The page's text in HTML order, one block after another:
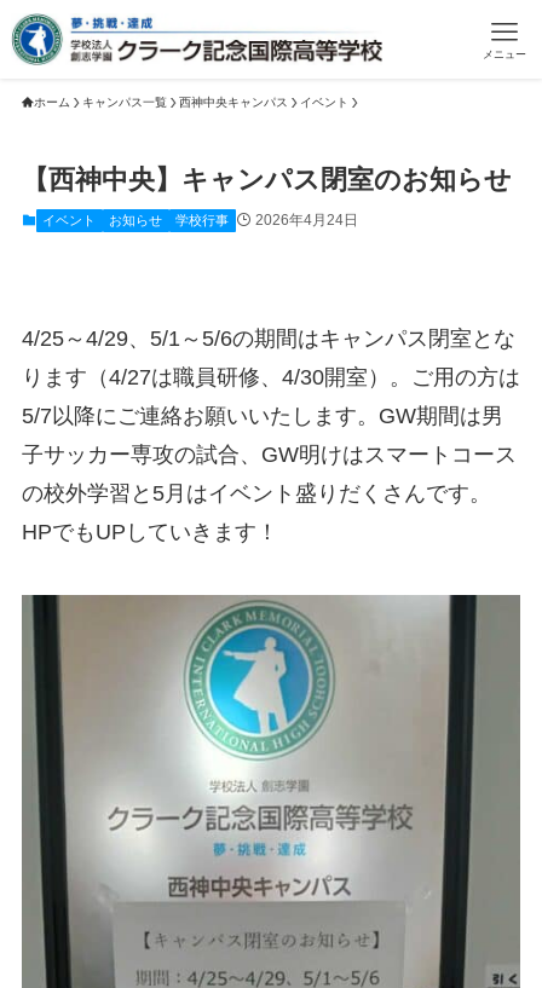
メニュー
ホーム キャンパス一覧 西神中央キャンパス イベント
【西神中央】キャンパス閉室のお知らせ
イベント お知らせ 学校行事 2026年4月24日
4/25～4/29、5/1～5/6の期間はキャンパス閉室とな
ります（4/27は職員研修、4/30開室）。ご用の方は
5/7以降にご連絡お願いいたします。GW期間は男
子サッカー専攻の試合、GW明けはスマートコース
の校外学習と5月はイベント盛りだくさんです。
HPでもUPしていきます！